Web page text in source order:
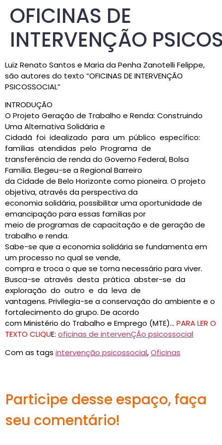
OFICINAS DE
INTERVENÇÃO
Luiz Renato Santos e Maria da Penha Zanotelli Felippe,
são autores do texto “OFICINAS DE INTERVENÇÃO
PSICOSSOCIAL”
INTRODUÇÃO
O Projeto Geração de Trabalho e Renda: Construindo
Uma Alternativa Solidária e
Cidadã foi idealizado para um público específico:
famílias atendidas pelo Programa de
transferência de renda do Governo Federal, Bolsa
Família. Elegeu-se a Regional Barreiro
da Cidade de Belo Horizonte como pioneira. O projeto
objetiva, através da perspectiva da
economia solidária, possibilitar uma oportunidade de
emancipação para essas famílias por
meio de programas de capacitação e de geração de
trabalho e renda.
Sabe-se que a economia solidária se fundamenta em
um processo no qual se vende,
compra e troca o que se torna necessário para viver.
Busca-se através desta prática abster-se da
exploração do outro e da leva de
vantagens. Privilegia-se a conservação do ambiente e o
fortalecimento do grupo. De acordo
com Ministério do Trabalho e Emprego (MTE)… PARA LER O
TEXTO CLIQUE: oficinas de intervenÇÃo psicossocial
Com as tags intervenção psicossocial,Oficinas
Participe desse espaço, faça
seu comentário!